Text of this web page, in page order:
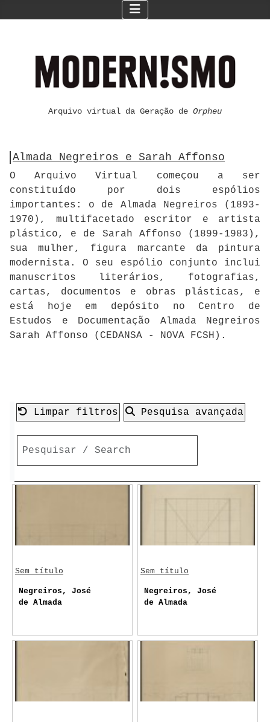
Arquivo virtual da Geração de Orpheu
Almada Negreiros e Sarah Affonso
O Arquivo Virtual começou a ser
constituído por dois espólios
importantes: o de Almada Negreiros (1893-
1970), multifacetado escritor e artista
plástico, e de Sarah Affonso (1899-1983),
sua mulher, figura marcante da pintura
modernista. O seu espólio conjunto inclui
manuscritos literários, fotografias,
cartas, documentos e obras plásticas, e
está hoje em depósito no Centro de
Estudos e Documentação Almada Negreiros
Sarah Affonso (CEDANSA - NOVA FCSH).
Limpar filtros Pesquisa avançada
Sem título
Negreiros, José
de Almada
Sem título
Negreiros, José
de Almada